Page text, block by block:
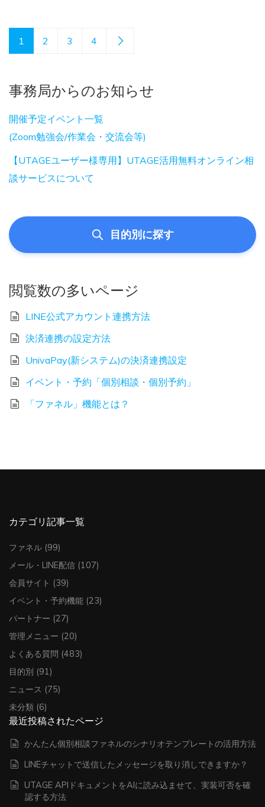
1 2 3 4
事務局からのお知らせ
開催予定イベント一覧
(Zoom勉強会/作業会・交流会等)
【UTAGEユーザー様専用】UTAGE活用無料オンライン相
談サービスについて
目的別に探す
閲覧数の多いページ
LINE公式アカウント連携方法
決済連携の設定方法
UnivaPay(新システム)の決済連携設定
イベント・予約「個別相談・個別予約」
「ファネル」機能とは？
カテゴリ記事一覧
ファネル (99)
メール・LINE配信 (107)
会員サイト (39)
イベント・予約機能 (23)
パートナー (27)
管理メニュー (20)
よくある質問 (483)
目的別 (91)
ニュース (75)
未分類 (6)
最近投稿されたページ
かんたん個別相談ファネルのシナリオテンプレートの活用方法
LINEチャットで送信したメッセージを取り消しできますか？
UTAGE APIドキュメントをAIに読み込ませて、実装可否を確
認する方法